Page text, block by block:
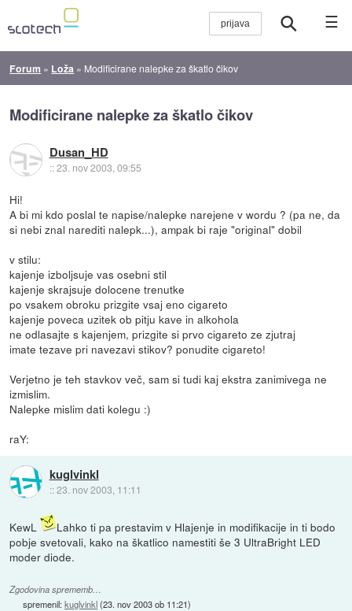
☰
Forum » Loža » Modificirane nalepke za škatlo čikov
Modificirane nalepke za škatlo čikov
Dusan_HD
::23. nov 2003, 09:55
Hi!
A bi mi kdo poslal te napise/nalepke narejene v wordu ? (pa ne, da
si nebi znal narediti nalepk...), ampak bi raje "original" dobil
v stilu:
kajenje izboljsuje vas osebni stil
kajenje skrajsuje dolocene trenutke
po vsakem obroku prizgite vsaj eno cigareto
kajenje poveca uzitek ob pitju kave in alkohola
ne odlasajte s kajenjem, prizgite si prvo cigareto ze zjutraj
imate tezave pri navezavi stikov? ponudite cigareto!
Verjetno je teh stavkov več, sam si tudi kaj ekstra zanimivega ne
izmislim.
Nalepke mislim dati kolegu :)
raY:
kuglvinkl
::23. nov 2003, 11:11
KewL
Lahko ti pa prestavim v Hlajenje in modifikacije in ti bodo
pobje svetovali, kako na škatlico namestiti še 3 UltraBright LED
moder diode.
Zgodovina sprememb…
spremenil:kuglvinkl(23. nov 2003 ob 11:21)